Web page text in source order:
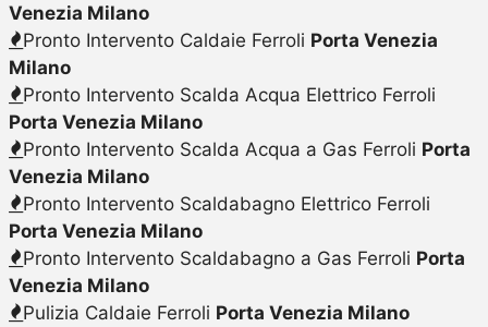
Venezia Milano
Pronto Intervento Caldaie Ferroli Porta Venezia
Milano
Pronto Intervento Scalda Acqua Elettrico Ferroli
Porta Venezia Milano
Pronto Intervento Scalda Acqua a Gas Ferroli Porta
Venezia Milano
Pronto Intervento Scaldabagno Elettrico Ferroli
Porta Venezia Milano
Pronto Intervento Scaldabagno a Gas Ferroli Porta
Venezia Milano
Pulizia Caldaie Ferroli Porta Venezia Milano